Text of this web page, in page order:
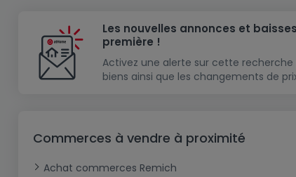
Maison mitoyenne
Maison jumelée
Château
Chambre
Studio
Triplex
Résidence
Lotissement
Maison à construire
Modèle de maison
Immeuble de rapport
Terrain non constructible
Garage - Parking
Bureau
Les nouvelles annonces et
première !
Activez une alerte sur cette recherche
biens ainsi que les changements de
Commerces à vendre à proximité
Achat commerces Remich